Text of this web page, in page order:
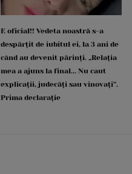
E oficial!! Vedeta noastră s-a
despărțit de iubitul ei, la 3 ani de
când au devenit părinți. „Relația
mea a ajuns la final... Nu caut
explicații, judecăți sau vinovați”.
Prima declarație